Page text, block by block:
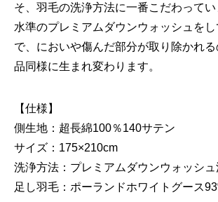
そ、羽毛の洗浄方法に一番こだわって
水準のプレミアムダウンウォッシュを
で、においや傷んだ部分が取り除かれ
品同様に生まれ変わります。
【仕様】
側生地：超長綿100％140サテン
サイズ：175×210cm
洗浄方法：プレミアムダウンウォッシ
足し羽毛：ポーランドホワイトグース